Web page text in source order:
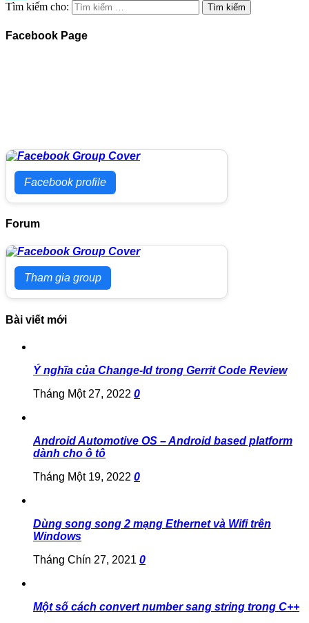
Share
Tìm kiếm cho:
Facebook Page
Facebook profile
Forum
Tham gia group
Bài viết mới
Ý nghĩa của Change-Id trong Gerrit Code Review
Tháng Một 27, 2022 0
Android Automotive OS – Android based platform
dành cho ô tô
Tháng Một 19, 2022 0
Dùng song song 2 mạng Ethernet và Wifi trên
Windows
Tháng Chín 27, 2021 0
Một số cách convert number sang string trong C++